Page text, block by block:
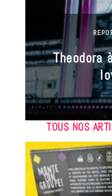
Theodora
TOUS NOS